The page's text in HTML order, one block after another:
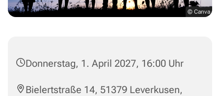
© Canva
Donnerstag, 1. April 2027, 16:00 Uhr
Bielertstraße 14, 51379 Leverkusen,